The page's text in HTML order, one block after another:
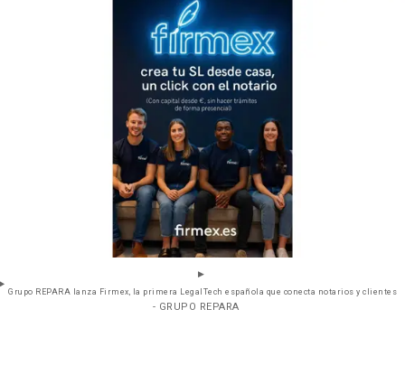
Grupo REPARA lanza Firmex, la primera LegalTech española que conecta notarios y clientes
- GRUPO REPARA